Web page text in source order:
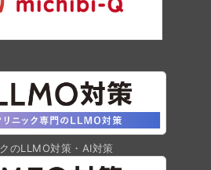
のLLMO対策・AI対策